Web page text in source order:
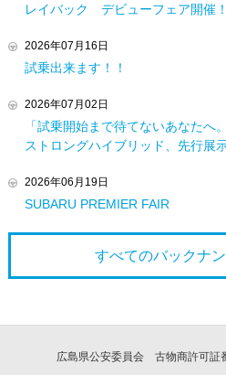
レイバック デビューフェア開催！
2026年07月16日
試乗出来ます！！
2026年07月02日
「試乗開始まで待てないあなた
ストロングハイブリッド、先行展
2026年06月19日
SUBARU PREMIER FAIR
すべてのバックナ
広島県公安委員会 古物商許可